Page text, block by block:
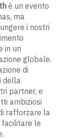
è un evento
ma
i nostri
in un
globale.
di
della
partner, e
ambiziosi
rafforzare la
facilitare le